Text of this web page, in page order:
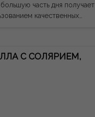
качественных
регулируемым
готовую к
климатом,
пространства для
С СОЛЯРИЕМ,